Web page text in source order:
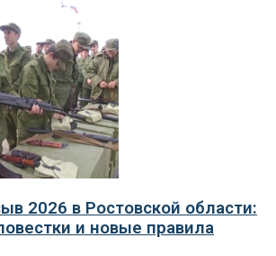
2026 в Ростовской области:
и новые правила